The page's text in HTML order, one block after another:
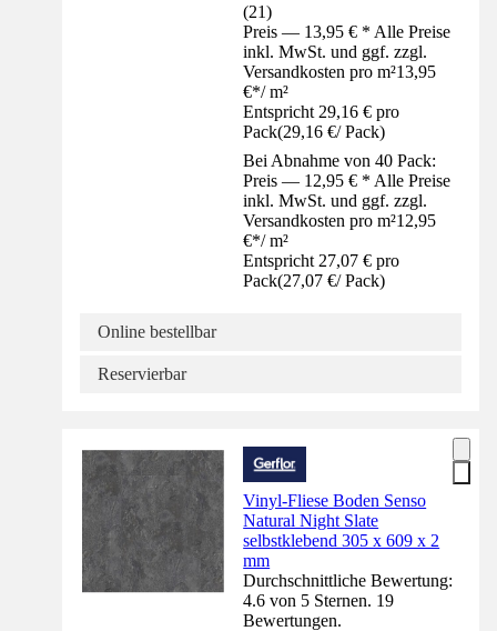
(21)
Preis — 13,95 € * Alle Preise
inkl. MwSt. und ggf. zzgl.
Versandkosten pro m²13,95
€*/ m²
Entspricht 29,16 € pro
Pack(29,16 €/ Pack)
Bei Abnahme von 40 Pack:
Preis — 12,95 € * Alle Preise
inkl. MwSt. und ggf. zzgl.
Versandkosten pro m²12,95
€*/ m²
Entspricht 27,07 € pro
Pack(27,07 €/ Pack)
Online bestellbar
Reservierbar
Vinyl-Fliese Boden Senso
Natural Night Slate
selbstklebend 305 x 609 x 2
mm
Durchschnittliche Bewertung:
4.6 von 5 Sternen. 19
Bewertungen.